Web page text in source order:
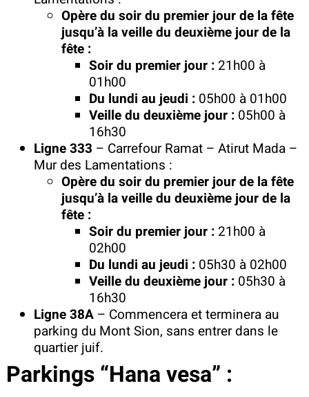
Opère du soir du premier jour de la fête
jusqu’à la veille du deuxième jour de la
fête :
Soir du premier jour : 21h00 à
01h00
Du lundi au jeudi : 05h00 à 01h00
Veille du deuxième jour : 05h00 à
16h30
Ligne 333 – Carrefour Ramat – Atirut Mada –
Mur des Lamentations :
Opère du soir du premier jour de la fête
jusqu’à la veille du deuxième jour de la
fête :
Soir du premier jour : 21h00 à
02h00
Du lundi au jeudi : 05h30 à 02h00
Veille du deuxième jour : 05h30 à
16h30
Ligne 38A – Commencera et terminera au
parking du Mont Sion, sans entrer dans le
quartier juif.
Parkings “Hana vesa” :